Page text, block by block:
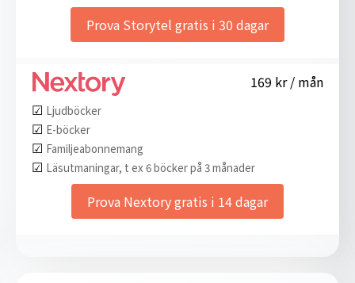
Prova Storytel gratis i 30 dagar
169 kr / mån
☑︎ Ljudböcker
☑︎ E-böcker
☑︎ Familjeabonnemang
☑︎ Läsutmaningar, t ex 6 böcker på 3 månader
Prova Nextory gratis i 14 dagar